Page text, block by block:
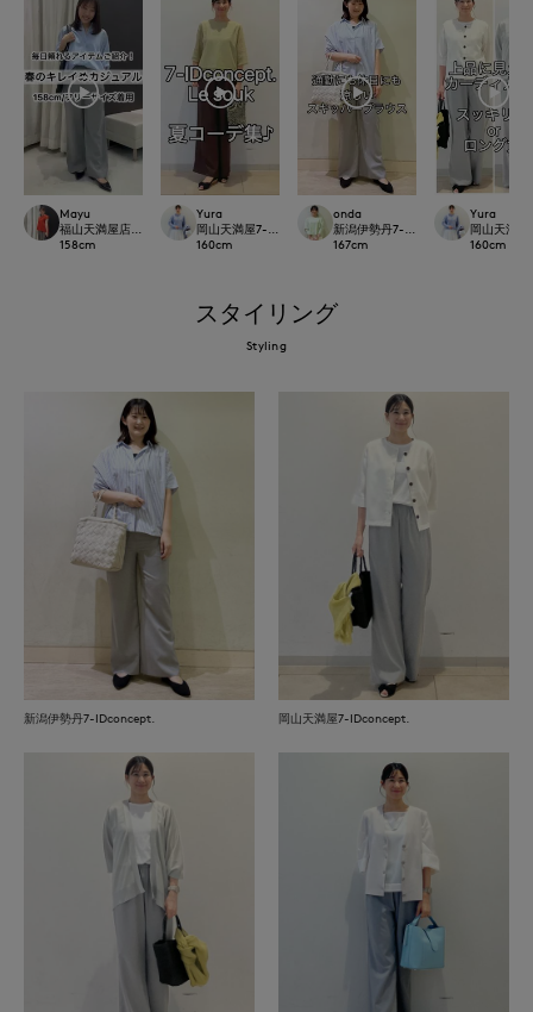
Mayu
福山天満屋店INED/7-IDconcept./Maglie
158cm
Yura
岡山天満屋7-IDconcept.
160cm
onda
新潟伊勢丹7-IDconcept.
167cm
Yura
岡山天満
160cm
スタイリング
Styling
新潟伊勢丹7-IDconcept. 岡山天満屋7-IDconcept.